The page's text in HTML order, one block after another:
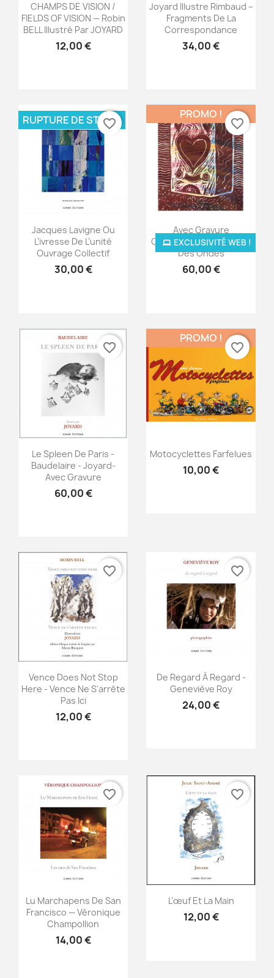
Aperçu rapide
CHAMPS DE VISION /
FIELDS OF VISION — Robin
BELL Illustré Par JOYARD
12,00 €
Aperçu rapide
Joyard Illustre Rimbaud –
Fragments De La
Correspondance
34,00 €
Aperçu rapide
Jacques Lavigne Ou
L’ivresse De L’unité
Ouvrage Collectif
30,00 €
RUPTURE DE STOCK
favorite_border
Aperçu rapide
Avec Gravure
Originale — La Cordillère
Des Ondes
60,00 €
EXCLUSIVITÉ WEB !
PROMO !
favorite_border
Aperçu rapide
Le Spleen De Paris -
Baudelaire - Joyard-
Avec Gravure
60,00 €
favorite_border
Aperçu rapide
Motocyclettes Farfelues
10,00 €
PROMO !
favorite_border
Aperçu rapide
Vence Does Not Stop
Here - Vence Ne S'arrête
Pas Ici
12,00 €
favorite_border
Aperçu rapide
De Regard À Regard -
Geneviève Roy
24,00 €
favorite_border
Aperçu rapide
Lu Marchapens De San
Francisco — Véronique
Champollion
14,00 €
favorite_border
Aperçu rapide
L'œuf Et La Main
12,00 €
favorite_border
Annuler Créer une liste d'envies